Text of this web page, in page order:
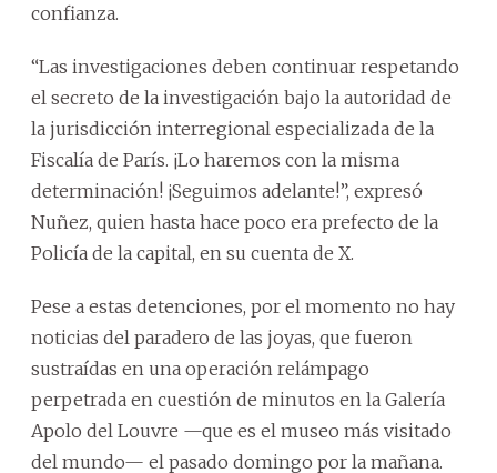
confianza.
“Las investigaciones deben continuar respetando
el secreto de la investigación bajo la autoridad de
la jurisdicción interregional especializada de la
Fiscalía de París. ¡Lo haremos con la misma
determinación! ¡Seguimos adelante!”, expresó
Nuñez, quien hasta hace poco era prefecto de la
Policía de la capital, en su cuenta de X.
Pese a estas detenciones, por el momento no hay
noticias del paradero de las joyas, que fueron
sustraídas en una operación relámpago
perpetrada en cuestión de minutos en la Galería
Apolo del Louvre —que es el museo más visitado
del mundo— el pasado domingo por la mañana.